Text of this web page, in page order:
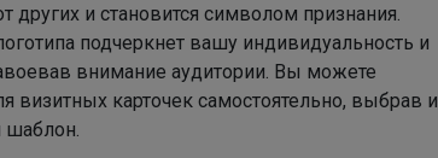
других и становится символом признания.
подчеркнет вашу индивидуальность и
внимание аудитории. Вы можете
визитных карточек самостоятельно, выбрав и
шаблон.